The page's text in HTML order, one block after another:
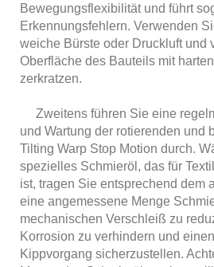
Bewegungsflexibilität und führt
Erkennungsfehlern. Verwenden
weiche Bürste oder Druckluft und
Oberfläche des Bauteils mit
zerkratzen.
Zweitens führen Sie eine
und Wartung der rotierenden und
Tilting Warp Stop Motion durch.
spezielles Schmieröl, das für
ist, tragen Sie entsprechend dem
eine angemessene Menge
mechanischen Verschleiß zu
Korrosion zu verhindern und
Kippvorgang sicherzustellen.